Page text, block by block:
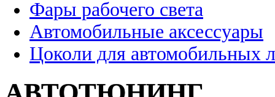
Фары рабочего света
Автомобильные аксессуары
Цоколи для автомобильных